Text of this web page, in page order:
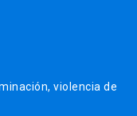
violencia de